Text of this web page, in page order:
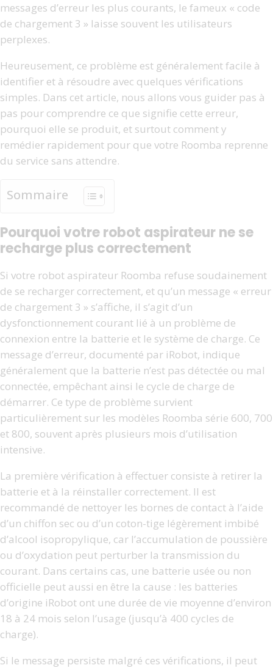
messages d’erreur les plus courants, le fameux « code
de chargement 3 » laisse souvent les utilisateurs
perplexes.
Heureusement, ce problème est généralement facile à
identifier et à résoudre avec quelques vérifications
simples. Dans cet article, nous allons vous guider pas à
pas pour comprendre ce que signifie cette erreur,
pourquoi elle se produit, et surtout comment y
remédier rapidement pour que votre Roomba reprenne
du service sans attendre.
Sommaire
Pourquoi votre robot aspirateur ne se
recharge plus correctement
Si votre robot aspirateur Roomba refuse soudainement
de se recharger correctement, et qu’un message « erreur
de chargement 3 » s’affiche, il s’agit d’un
dysfonctionnement courant lié à un problème de
connexion entre la batterie et le système de charge. Ce
message d’erreur, documenté par iRobot, indique
généralement que la batterie n’est pas détectée ou mal
connectée, empêchant ainsi le cycle de charge de
démarrer. Ce type de problème survient
particulièrement sur les modèles Roomba série 600, 700
et 800, souvent après plusieurs mois d’utilisation
intensive.
La première vérification à effectuer consiste à retirer la
batterie et à la réinstaller correctement. Il est
recommandé de nettoyer les bornes de contact à l’aide
d’un chiffon sec ou d’un coton-tige légèrement imbibé
d’alcool isopropylique, car l’accumulation de poussière
ou d’oxydation peut perturber la transmission du
courant. Dans certains cas, une batterie usée ou non
officielle peut aussi en être la cause : les batteries
d’origine iRobot ont une durée de vie moyenne d’environ
18 à 24 mois selon l’usage (jusqu’à 400 cycles de
charge).
Si le message persiste malgré ces vérifications, il peut